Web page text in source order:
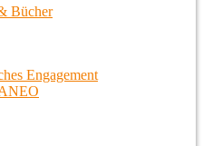
Bücher
Engagement